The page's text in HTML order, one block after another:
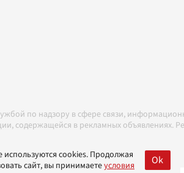
по надзору в сфере связи,
содержащейся в рекламных
с Правилами
используются cookies. Продолжая
сайт, вы принимаетеусловия Ok